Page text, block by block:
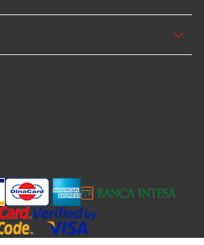
kolačiće
(kolačiće) u cilju poboljšanja
da pregledate i koristite našu Internet